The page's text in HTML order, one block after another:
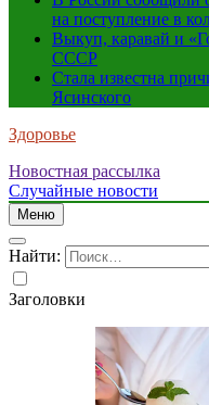
на поступление в
Выкуп, каравай и
СССР
Стала известна
Ясинского
Здоровье
Новостная рассылка
Случайные новости
Меню
Найти:
Заголовки